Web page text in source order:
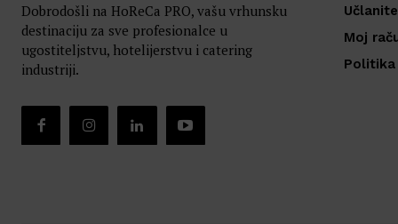
Dobrodošli na HoReCa PRO, vašu vrhunsku
destinaciju za sve profesionalce u
ugostiteljstvu, hotelijerstvu i catering
industriji.
Moj